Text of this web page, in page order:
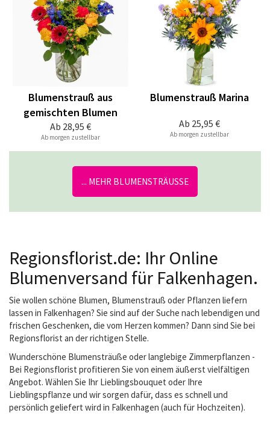
Ab 28,95 €
Blumenstrauß aus
gemischten Blumen
Ab morgen zustellbar
Ab 25,95 €
Blumenstrauß Marina
Ab morgen zustellbar
... MEHR BLUMENSTRÄUSSE
Regionsflorist.de: Ihr Online
Blumenversand für Falkenhagen.
Sie wollen schöne Blumen, Blumenstrauß oder Pflanzen liefern
lassen in Falkenhagen? Sie sind auf der Suche nach lebendigen und
frischen Geschenken, die vom Herzen kommen? Dann sind Sie bei
Regionsflorist an der richtigen Stelle.
Wunderschöne Blumensträuße oder langlebige Zimmerpflanzen -
Bei Regionsflorist profitieren Sie von einem äußerst vielfältigen
Angebot. Wählen Sie Ihr Lieblingsbouquet oder Ihre
Lieblingspflanze und wir sorgen dafür, dass es schnell und
persönlich geliefert wird in Falkenhagen (auch für Hochzeiten).